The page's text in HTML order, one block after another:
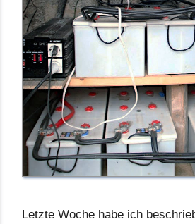
Letzte Woche habe ich